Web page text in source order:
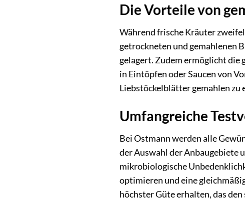
Die Vorteile von
Während frische Kräuter
getrockneten und gemahlenen
gelagert. Zudem ermöglicht die
in Eintöpfen oder Saucen von
Liebstöckelblätter gemahlen zu
Umfangreiche
Bei Ostmann werden alle
der Auswahl der Anbaugebiete
mikrobiologische
optimieren und eine
höchster Güte erhalten, das